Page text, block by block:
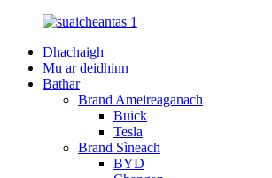
Dhachaigh
Mu ar deidhinn
Bathar
Brand Ameireaganach
Buick
Tesla
Brand Sìneach
BYD